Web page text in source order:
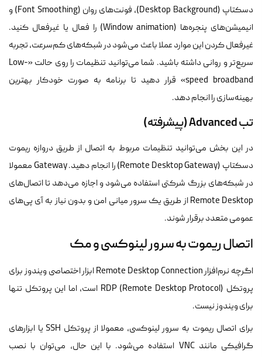
دسکتاپ (Desktop Background)، فونت‌های روان (Font Smoothing) و
انیمیشن‌های پنجره‌ها (Window animation) را فعال یا غیرفعال کنید.
غیرفعال کردن این موارد عملا باعث می‌شود در شبکه‌های کم‌سرعت، تجربه
سریع‌تر و روانی داشته باشید. شما می‌توانید تنظیمات را روی حالت «Low-
speed broadband» قرار دهید تا برنامه به صورت خودکار بهترین
بهینه‌سازی را انجام دهد.
تب Advanced (پیشرفته)
در این بخش می‌توانید تنظیمات مربوط به اتصال از طریق دروازه ریموت
دسکتاپ (Remote Desktop Gateway) را انجام دهید. Gateway معمولا
در شبکه‌های بزرگ شرکتی استفاده می‌شود و اجازه می‌دهد تا اتصال‌های
Remote Desktop از طریق یک سرور میانی امن و بدون نیاز به آی پی‌های
عمومی متعدد برقرار شوند.
اتصال ریموت به سرور لینوکسی و مک
اگرچه نرم‌افزار Remote Desktop Connection ابزار اختصاصی ویندوز برای
پروتکل RDP (Remote Desktop Protocol) است، اما این پروتکل تنها
برای ویندوز نیست.
برای اتصال ریموت به سرور لینوکسی، معمولا از پروتکل SSH یا ابزارهای
گرافیکی مانند VNC استفاده می‌شود. با این حال، می‌توان با نصب